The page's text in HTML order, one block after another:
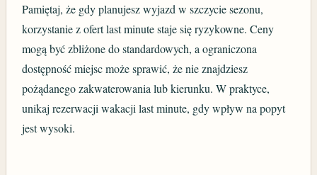
Pamiętaj, że gdy planujesz wyjazd w szczycie sezonu,
korzystanie z ofert last minute staje się ryzykowne. Ceny
mogą być zbliżone do standardowych, a ograniczona
dostępność miejsc może sprawić, że nie znajdziesz
pożądanego zakwaterowania lub kierunku. W praktyce,
unikaj rezerwacji wakacji last minute, gdy wpływ na popyt
jest wysoki.